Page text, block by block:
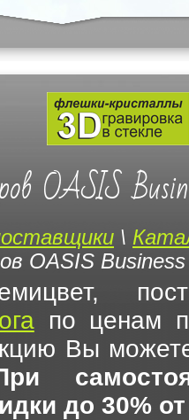
OASIS
\
OASIS
по ценам
Вы
до 30%